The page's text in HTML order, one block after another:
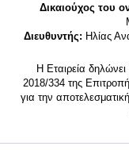
Δικαιούχος του
Διευθυντής: Ηλίας
Η Εταιρεία
2018/334 της
για την